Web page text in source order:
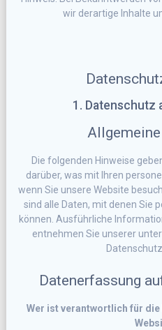
wir derartige Inhalte
1. Datenschutz
Die folgenden Hinweise
darüber, was mit Ihren
wenn Sie unsere Website
sind alle Daten, mit denen Sie
können. Ausführliche
entnehmen Sie unserer
Datenerfassung
Wer ist verantwortlich für